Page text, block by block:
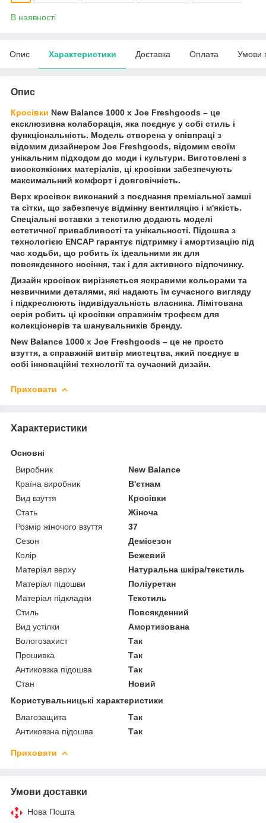
В наявності
Опис Характеристики Доставка Оплата Умови
Опис
Кросівки New Balance 1000 x Joe Freshgoods – це
ексклюзивна колаборація, яка поєднує у собі стиль і
функціональність. Модель створена у співпраці з
відомим дизайнером Joe Freshgoods, відомим своїм
унікальним підходом до моди і культури. Виготовлені з
високоякісних матеріалів, ці кросівки забезпечують
максимальний комфорт і довговічність.
Верх кросівок виконаний з поєднання преміальної замші
та сітки, що забезпечує відмінну вентиляцію і м'якість.
Спеціальні вставки з текстилю додають моделі
естетичної привабливості та унікальності. Підошва з
технологією ENCAP гарантує підтримку і амортизацію під
час ходьби, що робить їх ідеальними як для
повсякденного носіння, так і для активного відпочинку.
Дизайн кросівок вирізняється яскравими кольорами та
незвичними деталями, які надають їм сучасного вигляду
і підкреслюють індивідуальність власника. Лімітована
серія робить ці кросівки справжнім трофеєм для
колекціонерів та шанувальників бренду.
New Balance 1000 x Joe Freshgoods – це не просто
взуття, а справжній витвір мистецтва, який поєднує в
собі інноваційні технології та сучасний дизайн.
Приховати
Характеристики
Основні
Виробник
New Balance
Країна виробник
В'єтнам
Вид взуття
Кросівки
Стать
Жіноча
Розмір жіночого взуття
37
Сезон
Демісезон
Колір
Бежевий
Матеріал верху
Натуральна шкіра/текстиль
Матеріал підошви
Поліуретан
Матеріал підкладки
Текстиль
Стиль
Повсякденний
Вид устілки
Амортизована
Вологозахист
Так
Прошивка
Так
Антиковзка підошва
Так
Стан
Новий
Користувальницькі характеристики
Влагозащита
Так
Антиковзна підошва
Так
Приховати
Умови доставки
Нова Пошта